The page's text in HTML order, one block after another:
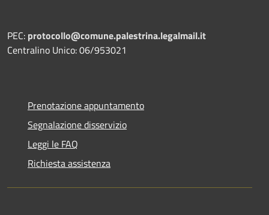
PEC: protocollo@comune.palestrina.legalmail.it
Centralino Unico: 06/953021
Prenotazione appuntamento
Segnalazione disservizio
Leggi le FAQ
Richiesta assistenza